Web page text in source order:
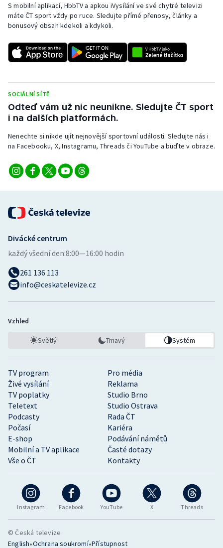
S mobilní aplikací, HbbTV a apkou iVysílání ve své chytré televizi
máte ČT sport vždy po ruce. Sledujte přímé přenosy, články a
bonusový obsah kdekoli a kdykoli.
SOCIÁLNÍ SÍTĚ
Odteď vám už nic neunikne. Sledujte ČT sport
i na dalších platformách.
Nenechte si nikde ujít nejnovější sportovní události. Sledujte nás i
na Facebooku, X, Instagramu, Threads či YouTube a buďte v obraze.
Instagram Facebook YouTube X Threads
TV program
Pro média
Živé vysílání
Reklama
TV poplatky
Studio Brno
Teletext
Studio Ostrava
Podcasty
Rada ČT
Počasí
Kariéra
E-shop
Podávání námětů
Mobilní a TV aplikace
Časté dotazy
Vše o ČT
Kontakty
Divácké centrum
každý všední den:8:00—16:00 hodin
261 136 113
info@ceskatelevize.cz
Vzhled
Světlý Tmavý Systém
© Česká televize
English•Ochrana soukromí•Přístupnost